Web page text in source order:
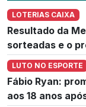
LOTERIAS CAIXA
Resultado da
sorteadas e o
LUTO NO ESPORTE
Fábio Ryan:
aos 18 anos